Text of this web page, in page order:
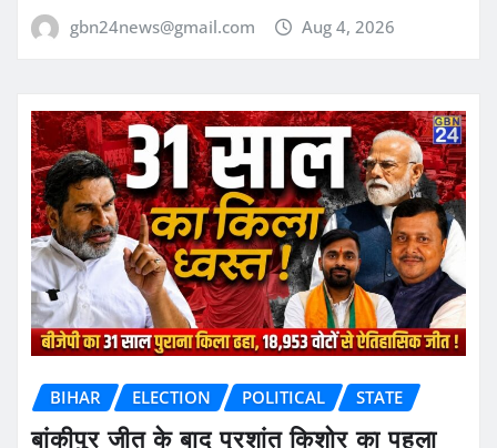
gbn24news@gmail.com Aug 4, 2026
BIHAR ELECTION POLITICAL STATE
बांकीपुर जीत के बाद प्रशांत किशोर का पहला